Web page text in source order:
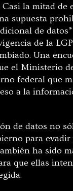
la mitad de
supuesta
de
de la
Una
el Ministerio
federal que
a la
de datos no
para evadir
ha sido
que ellas